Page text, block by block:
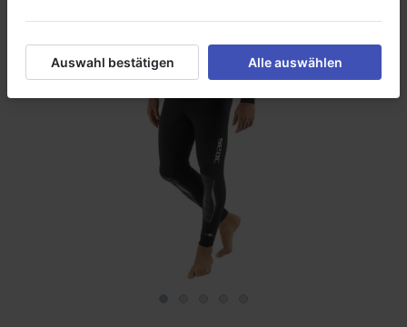
Auswahl bestätigen Alle auswählen